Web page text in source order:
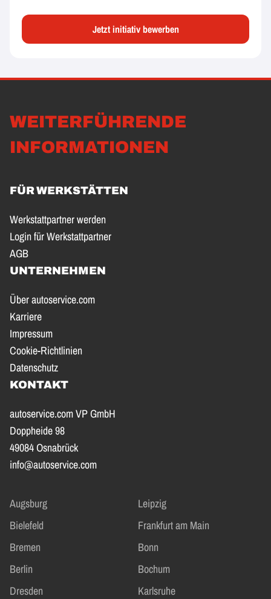
Jetzt initiativ bewerben
WEITERFÜHRENDE
INFORMATIONEN
FÜR WERKSTÄTTEN
Werkstattpartner werden
Login für Werkstattpartner
AGB
UNTERNEHMEN
Über autoservice.com
Karriere
Impressum
Cookie-Richtlinien
Datenschutz
KONTAKT
autoservice.com VP GmbH
Doppheide 98
49084 Osnabrück
info@autoservice.com
Augsburg
Leipzig
Bielefeld
Frankfurt am Main
Bremen
Bonn
Berlin
Bochum
Dresden
Karlsruhe